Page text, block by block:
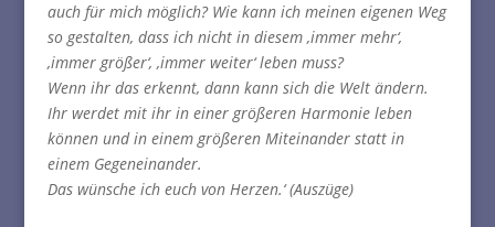
auch für mich möglich? Wie kann ich meinen eigenen Weg
so gestalten, dass ich nicht in diesem ‚immer mehr‘,
‚immer größer‘, ‚immer weiter‘ leben muss?
Wenn ihr das erkennt, dann kann sich die Welt ändern.
Ihr werdet mit ihr in einer größeren Harmonie leben
können und in einem größeren Miteinander statt in
einem Gegeneinander.
Das wünsche ich euch von Herzen.‘ (Auszüge)